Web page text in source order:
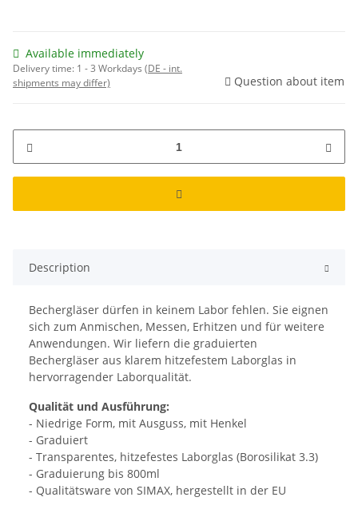
Available immediately
Delivery time: 1 - 3 Workdays (DE - int.
shipments may differ)
Question about item
Description
Bechergläser dürfen in keinem Labor fehlen. Sie eignen
sich zum Anmischen, Messen, Erhitzen und für weitere
Anwendungen. Wir liefern die graduierten
Bechergläser aus klarem hitzefestem Laborglas in
hervorragender Laborqualität.
Qualität und Ausführung:
- Niedrige Form, mit Ausguss, mit Henkel
- Graduiert
- Transparentes, hitzefestes Laborglas (Borosilikat 3.3)
- Graduierung bis 800ml
- Qualitätsware von SIMAX, hergestellt in der EU